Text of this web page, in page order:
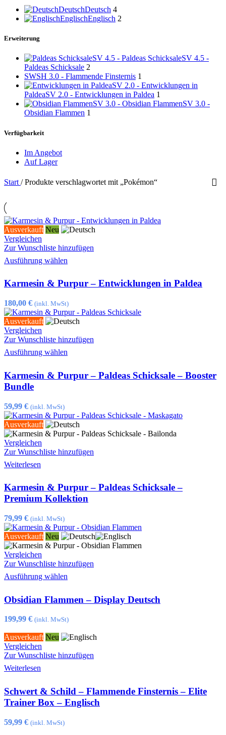
DeutschDeutsch 4
EnglischEnglisch 2
Erweiterung
SV 4.5 - Paldeas SchicksaleSV 4.5 -
Paldeas Schicksale 2
SWSH 3.0 - Flammende Finsternis 1
SV 2.0 - Entwicklungen in
PaldeaSV 2.0 - Entwicklungen in Paldea 1
SV 3.0 - Obsidian FlammenSV 3.0 -
Obsidian Flammen 1
Verfügbarkeit
Im Angebot
Auf Lager
Start / Produkte verschlagwortet mit „Pokémon“
Ausverkauft Neu
Vergleichen
Zur Wunschliste hinzufügen
Ausführung wählen
Produkt
mehrere
auf.
Die
Optionen
auf
Produktseite
werden
Karmesin & Purpur – Entwicklungen in Paldea
180,00 € (inkl. MwSt)
Ausverkauft
Vergleichen
Zur Wunschliste hinzufügen
Ausführung wählen
Produkt
mehrere
Optionen
können
auf
der
Produktseite
gewählt
Karmesin & Purpur – Paldeas Schicksale – Booster
Bundle
59,99 € (inkl. MwSt)
Ausverkauft
Vergleichen
Zur Wunschliste hinzufügen
Weiterlesen
Karmesin & Purpur – Paldeas Schicksale –
Premium Kollektion
79,99 € (inkl. MwSt)
Ausverkauft Neu
Vergleichen
Zur Wunschliste hinzufügen
Ausführung wählen
Produkt
mehrere
auf.
Optionen
auf
werden
Obsidian Flammen – Display Deutsch
199,99 € (inkl. MwSt)
Ausverkauft Neu
Vergleichen
Zur Wunschliste hinzufügen
Weiterlesen
Schwert & Schild – Flammende Finsternis – Elite
Trainer Box – Englisch
59,99 € (inkl. MwSt)